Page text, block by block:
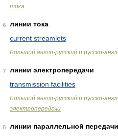
тока
6
линии тока
current streamlets
Большой англо-русский и русско-
7
линии электропередачи
transmission facilities
Большой англо-русский и русско-
электропередачи
8
линии параллельной передачи